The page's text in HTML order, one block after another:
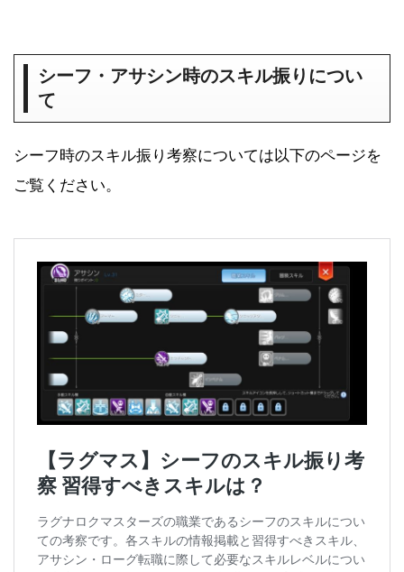
シーフ・アサシン時のスキル振りについ
て
シーフ時のスキル振り考察については以下のページを
ご覧ください。